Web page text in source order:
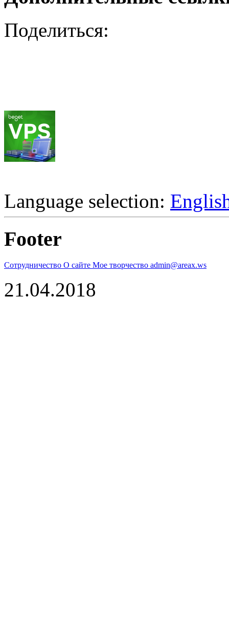
Поделиться:
Language selection:
Footer
Сотрудничество О сайте Мое творчество admin@areax.ws
21.04.2018